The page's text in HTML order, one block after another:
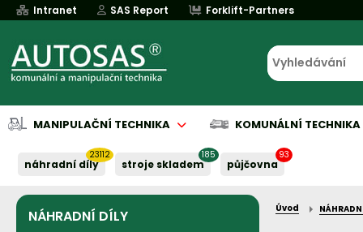
Intranet SAS Report Forklift-Partners
MANIPULAČNÍ TECHNIKA KOMUNÁLNÍ TECHNIKA
náhradní díly
23112
stroje skladem
185
půjčovna
93
NÁHRADNÍ DÍLY
Úvod